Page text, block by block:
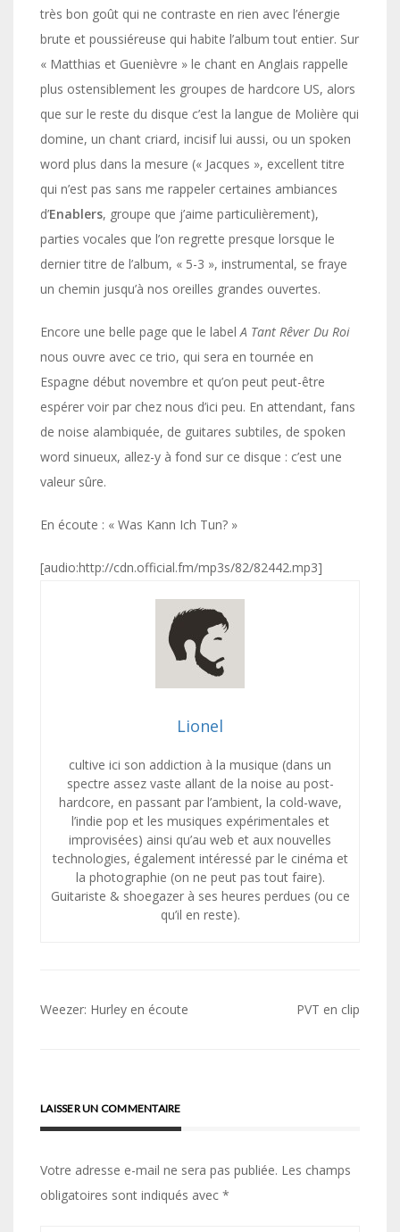
très bon goût qui ne contraste en rien avec l’énergie
brute et poussiéreuse qui habite l’album tout entier. Sur
« Matthias et Guenièvre » le chant en Anglais rappelle
plus ostensiblement les groupes de hardcore US, alors
que sur le reste du disque c’est la langue de Molière qui
domine, un chant criard, incisif lui aussi, ou un spoken
word plus dans la mesure (« Jacques », excellent titre
qui n’est pas sans me rappeler certaines ambiances
d’Enablers, groupe que j’aime particulièrement),
parties vocales que l’on regrette presque lorsque le
dernier titre de l’album, « 5-3 », instrumental, se fraye
un chemin jusqu’à nos oreilles grandes ouvertes.
Encore une belle page que le labelA Tant Rêver Du Roi
nous ouvre avec ce trio, qui sera en tournée en
Espagne début novembre et qu’on peut peut-être
espérer voir par chez nous d’ici peu. En attendant, fans
de noise alambiquée, de guitares subtiles, de spoken
word sinueux, allez-y à fond sur ce disque : c’est une
valeur sûre.
En écoute : « Was Kann Ich Tun? »
[audio:http://cdn.official.fm/mp3s/82/82442.mp3]
Lionel
cultive ici son addiction à la musique (dans un
spectre assez vaste allant de la noise au post-
hardcore, en passant par l’ambient, la cold-wave,
l’indie pop et les musiques expérimentales et
improvisées) ainsi qu’au web et aux nouvelles
technologies, également intéressé par le cinéma et
la photographie (on ne peut pas tout faire).
Guitariste & shoegazer à ses heures perdues (ou ce
qu’il en reste).
Navigation
Weezer: Hurley en écoute PVT en clip
LAISSER UN COMMENTAIRE
Votre adresse e-mail ne sera pas publiée. Les champs
obligatoires sont indiqués avec *